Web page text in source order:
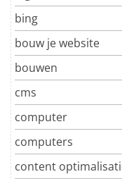
bing
bouw je website
bouwen
cms
computer
computers
content